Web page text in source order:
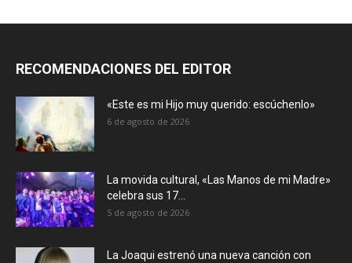
RECOMENDACIONES DEL EDITOR
«Este es mi Hijo muy querido: escúchenlo»
6 de agosto de 2026
La movida cultural, «Las Manos de mi Madre»
celebra sus 17...
5 de agosto de 2026
La Joaqui estrenó una nueva canción con